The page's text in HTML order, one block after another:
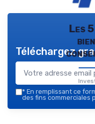
Les
Téléchargez
* En remplissant ce
des fins commerciales